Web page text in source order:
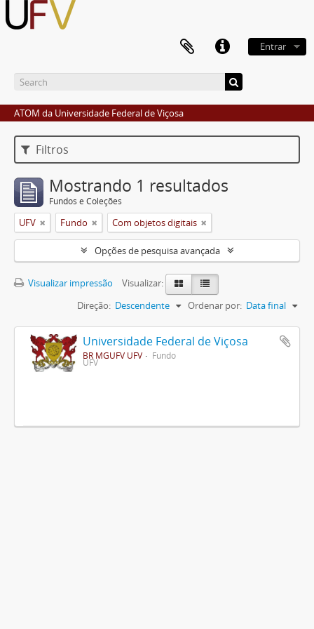
Entrar
ATOM da Universidade Federal de Viçosa
Filtros
Mostrando 1 resultados
Fundos e Coleções
UFV Fundo Com objetos digitais
Opções de pesquisa avançada
Visualizar impressão
Visualizar:
Ordenar por: Data final
Direção: Descendente
Universidade Federal de Viçosa
BR MGUFV UFV Fundo
UFV